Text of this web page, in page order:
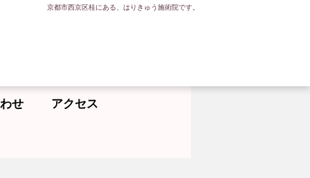
京都市西京区桂にある、はりきゅう施術院です。
せ アクセス